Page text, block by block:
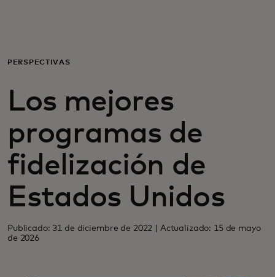
Para empresas
Para el mundo
Para innovadores
Noticias y tendencias
PERSPECTIVAS
Los mejores
programas de
fidelización de
Estados Unidos
Publicado: 31 de diciembre de 2022 | Actualizado: 15 de mayo
de 2026